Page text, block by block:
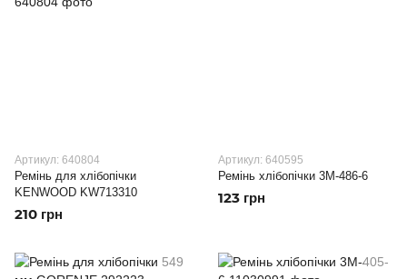
Артикул: 640804
Ремінь для хлібопічки
KENWOOD KW713310
210 грн
Артикул: 640595
Ремінь хлібопічки 3M-486-6
123 грн